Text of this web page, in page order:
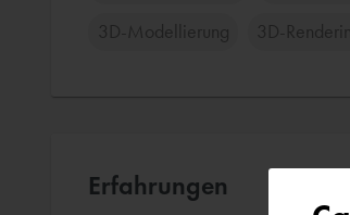
3D-Modellierung 3D-
Erfahrungen